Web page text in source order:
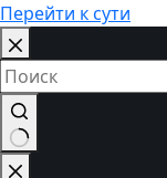
Перейти к сути
Ничего